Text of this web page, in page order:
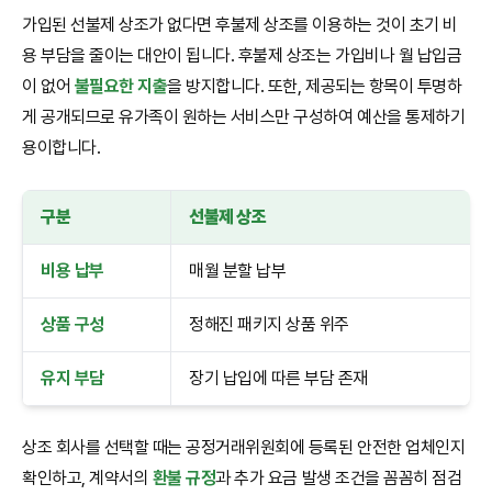
가입된 선불제 상조가 없다면 후불제 상조를 이용하는 것이 초기 비
용 부담을 줄이는 대안이 됩니다. 후불제 상조는 가입비나 월 납입금
이 없어 불필요한 지출을 방지합니다. 또한, 제공되는 항목이 투명하
게 공개되므로 유가족이 원하는 서비스만 구성하여 예산을 통제하기
용이합니다.
구분 선불제 상조
비용 납부 매월 분할 납부
상품 구성 정해진 패키지 상품 위주
유지 부담 장기 납입에 따른 부담 존재
상조 회사를 선택할 때는 공정거래위원회에 등록된 안전한 업체인지
확인하고, 계약서의 환불 규정과 추가 요금 발생 조건을 꼼꼼히 점검